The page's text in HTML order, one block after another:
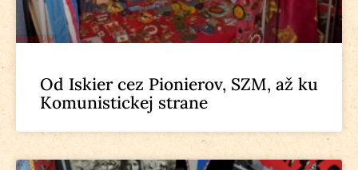
Od Iskier cez Pionierov, SZM, až ku
Komunistickej strane